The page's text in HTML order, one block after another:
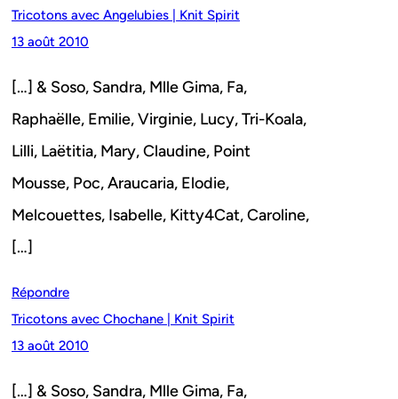
Tricotons avec Angelubies | Knit Spirit
13 août 2010
[…] & Soso, Sandra, Mlle Gima, Fa,
Raphaëlle, Emilie, Virginie, Lucy, Tri-Koala,
Lilli, Laëtitia, Mary, Claudine, Point
Mousse, Poc, Araucaria, Elodie,
Melcouettes, Isabelle, Kitty4Cat, Caroline,
[…]
Répondre
Tricotons avec Chochane | Knit Spirit
13 août 2010
[…] & Soso, Sandra, Mlle Gima, Fa,